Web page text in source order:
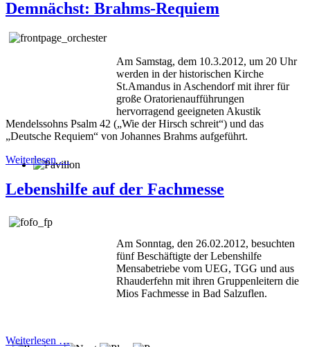
Demnächst: Brahms-Requiem
Am Samstag, dem 10.3.2012, um 20 Uhr
werden in der historischen Kirche
St.Amandus in Aschendorf mit ihrer für
große Oratorienaufführungen
hervorragend geeigneten Akustik
Mendelssohns Psalm 42 („Wie der Hirsch schreit“) und das
„Deutsche Requiem“ von Johannes Brahms aufgeführt.
Weiterlesen …
Lebenshilfe auf der Fachmesse
Am Sonntag, den 26.02.2012, besuchten
fünf Beschäftigte der Lebenshilfe
Mensabetriebe vom UEG, TGG und aus
Rhauderfehn mit ihren Gruppenleitern die
Mios Fachmesse in Bad Salzuflen.
Weiterlesen …